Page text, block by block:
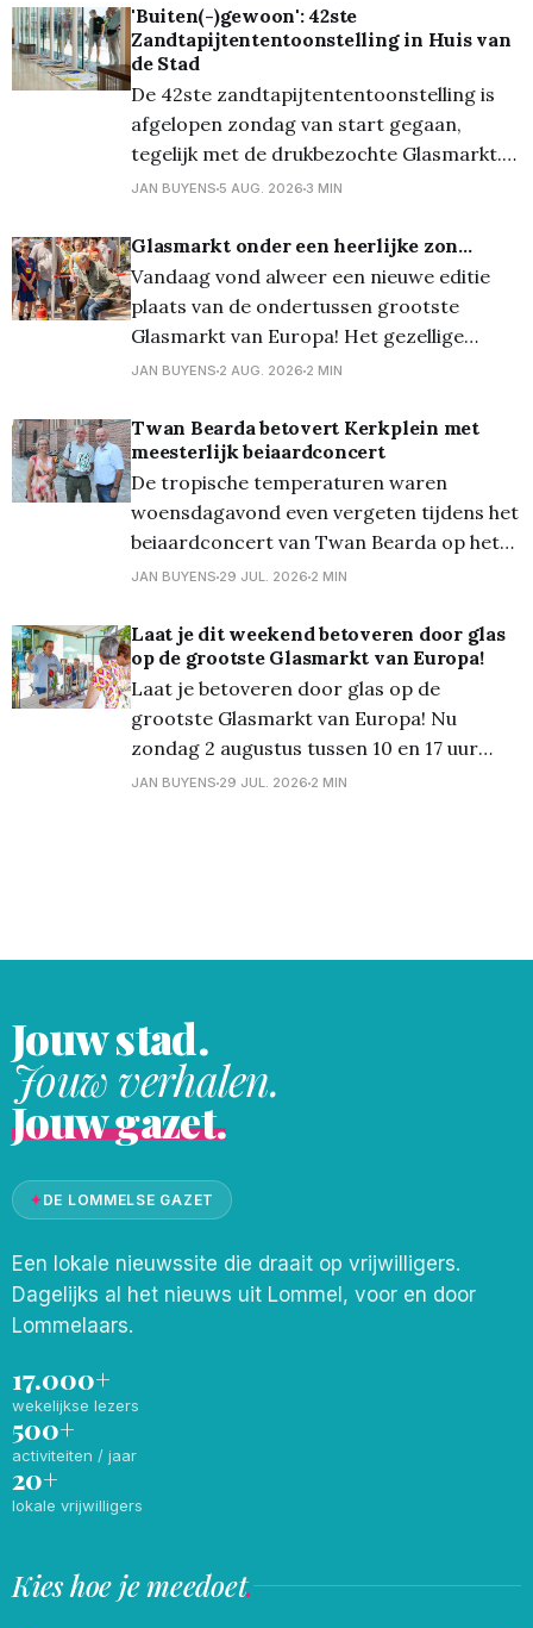
met nieuwe creaties. En nu is ze één van
de vier belangrijkste kunstenaars op het
prestigieuze kunstevent in
'Buiten(-)gewoon': 42ste
Zandtapijtententoonstelling in Huis van
de Stad
De 42ste zandtapijtententoonstelling is
afgelopen zondag van start gegaan,
tegelijk met de drukbezochte Glasmarkt.
Veel nieuwsgierige bezoekers maakten van
werpen op de raamexpo van de
Zandtapijtententoonstelling in het Huis
van de Stad. Daar kan je tot en met
zondag 30 augustus 40
JAN BUYENS 5 AUG. 2026 3 MIN
Glasmarkt onder een heerlijke zon...
Vandaag vond alweer een nieuwe editie
plaats van de ondertussen grootste
Glasmarkt van Europa! Het gezellige
stadscentrum transformeerde opnieuw in
de zon schitterde al dat glas uiteraard
geweldig! Meer dan 90 kramen lieten je
kennismaken met glas in al zijn vormen:
van glas-
JAN BUYENS 2 AUG. 2026 2 MIN
Twan Bearda betovert Kerkplein met
meesterlijk beiaardconcert
De tropische temperaturen waren
woensdagavond even vergeten tijdens het
beiaardconcert van Twan Bearda op het
Kerkplein. De Nederlandse beiaardier
hoogstaand programma dat de vele
mogelijkheden van het Lommelse
beiaardinstrument ten volle liet horen.
Zelfs de warmte in de toren kon de
muzikale avond niet verstoren.
JAN BUYENS 29 JUL. 2026 2 MIN
Laat je dit weekend betoveren door glas
op de grootste Glasmarkt van Europa!
Laat je betoveren door glas op de
grootste Glasmarkt van Europa! Nu
zondag 2 augustus tussen 10 en 17 uur
transformeert het gezellige stadscentrum
Lommelse Glasmarkt is
JAN BUYENS 29 JUL. 2026 2 MIN
Jouw stad.
Jouw verhalen.
Jouw gazet.
✦DE LOMMELSE GAZET
Een lokale nieuwssite die draait op vrijwilligers.
Dagelijks al het nieuws uit Lommel, voor en door
Lommelaars.
17.000+
wekelijkse lezers
500+
activiteiten / jaar
20+
lokale vrijwilligers
Kies hoe je meedoet.